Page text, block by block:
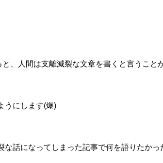
、人間は支離滅裂な文章を書くと言うこと
うにします(爆)
な話になってしまった記事で何を語りたかっ